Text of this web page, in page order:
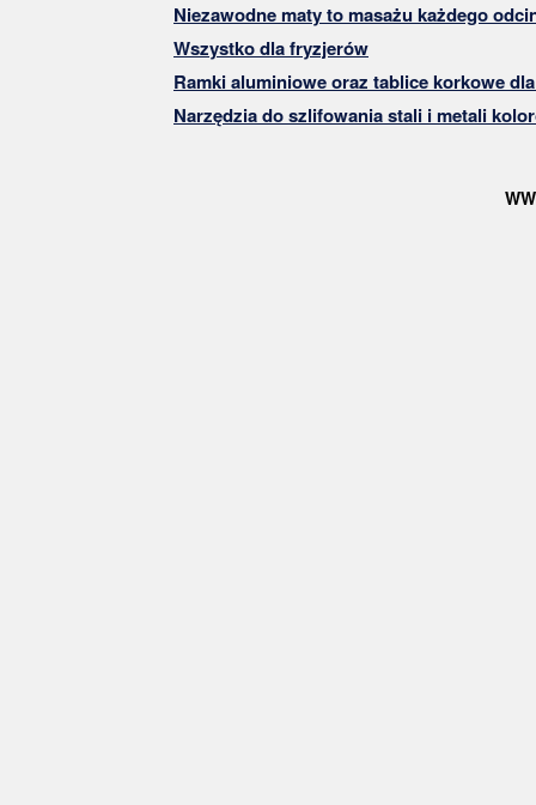
Niezawodne maty to masażu każdego
Wszystko dla fryzjerów
Ramki aluminiowe oraz tablice korkowe
Narzędzia do szlifowania stali i metali